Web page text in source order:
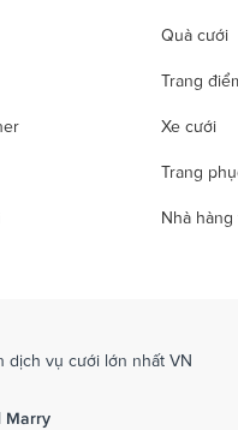
Quà cưới
Trang
Xe cưới
Trang
Nhà
dịch vụ cưới lớn nhất VN
Marry